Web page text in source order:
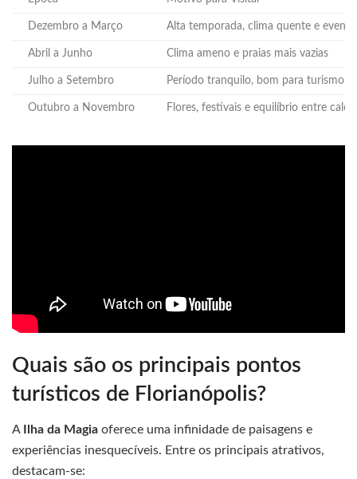
Dezembro a Março Alta temporada, clima quente e
Abril a Junho Clima ameno e praias mais vazias
Julho a Setembro Período tranquilo, bom para turismo
Outubro a Novembro Flores, festivais e equilíbrio entre calor
Quais são os principais pontos
turísticos de Florianópolis?
A Ilha da Magia oferece uma infinidade de paisagens e
experiências inesquecíveis. Entre os principais atrativos,
destacam-se: